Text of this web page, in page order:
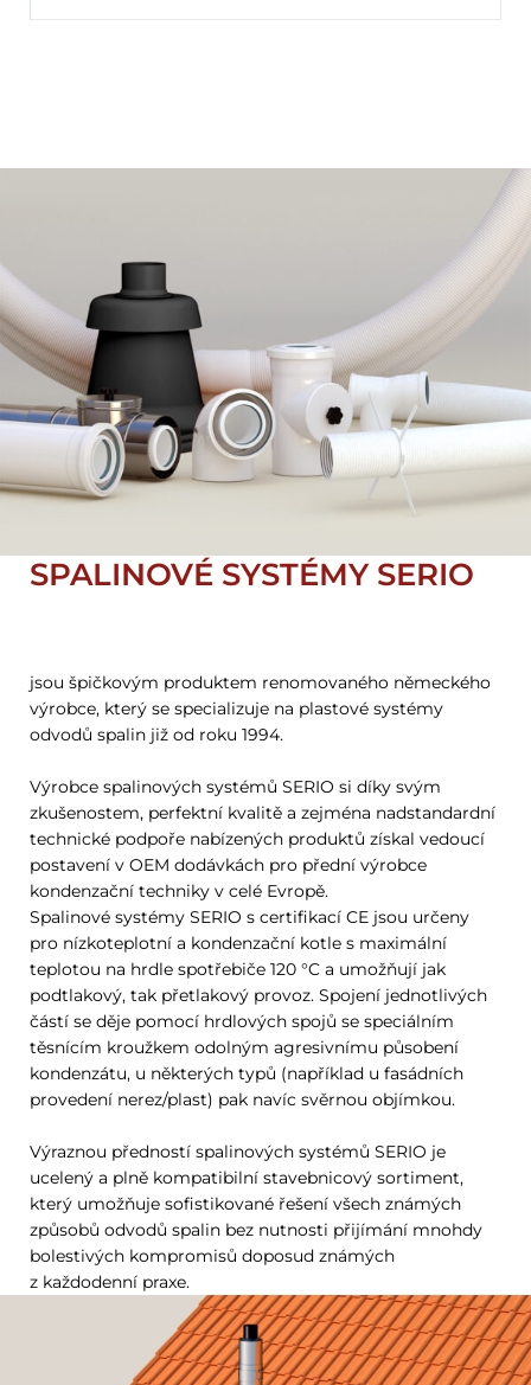
SPALINOVÉ SYSTÉMY SERIO
jsou špičkovým produktem renomovaného německého
výrobce, který se specializuje na plastové systémy
odvodů spalin již od roku 1994.
Výrobce spalinových systémů SERIO si díky svým
zkušenostem, perfektní kvalitě a zejména nadstandardní
technické podpoře nabízených produktů získal vedoucí
postavení v OEM dodávkách pro přední výrobce
kondenzační techniky v celé Evropě.
Spalinové systémy SERIO s certifikací CE jsou určeny
pro nízkoteplotní a kondenzační kotle s maximální
teplotou na hrdle spotřebiče 120 °C a umožňují jak
podtlakový, tak přetlakový provoz. Spojení jednotlivých
částí se děje pomocí hrdlových spojů se speciálním
těsnícím kroužkem odolným agresivnímu působení
kondenzátu, u některých typů (například u fasádních
provedení nerez/plast) pak navíc svěrnou objímkou.
Výraznou předností spalinových systémů SERIO je
ucelený a plně kompatibilní stavebnicový sortiment,
který umožňuje sofistikované řešení všech známých
způsobů odvodů spalin bez nutnosti přijímání mnohdy
bolestivých kompromisů doposud známých
z každodenní praxe.